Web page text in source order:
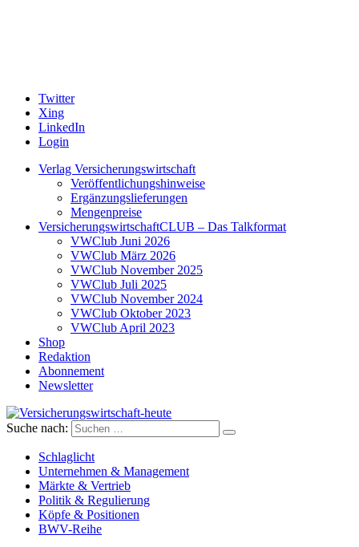
Twitter
Xing
LinkedIn
Login
Verlag Versicherungswirtschaft
Veröffentlichungshinweise
Ergänzungslieferungen
Mengenpreise
VersicherungswirtschaftCLUB – Das Talkformat
VWClub Juni 2026
VWClub März 2026
VWClub November 2025
VWClub Juli 2025
VWClub November 2024
VWClub Oktober 2023
VWClub April 2023
Shop
Redaktion
Abonnement
Newsletter
Versicherungswirtschaft-heute
Suche nach:
Schlaglicht
Unternehmen & Management
Märkte & Vertrieb
Politik & Regulierung
Köpfe & Positionen
BWV-Reihe